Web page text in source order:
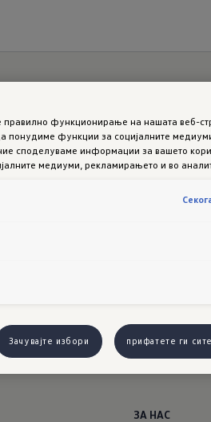
ЗА НАС
функционирање на нашата веб-
понудиме функции за социјалните
споделуваме информации за вашето
медиуми, рекламирањето и во
Зачувајте избори прифатете ги